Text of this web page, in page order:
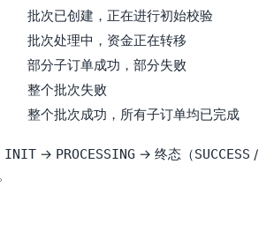
批次已创建，正在进行初始校验
批次处理中，资金正在转移
部分子订单成功，部分失败
整个批次失败
整个批次成功，所有子订单均已完成
INIT → PROCESSING → 终态（SUCCESS /